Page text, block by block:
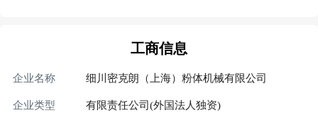
工商信息
企业名称 细川密克朗（上海）粉体机械有限公司
企业类型 有限责任公司(外国法人独资)